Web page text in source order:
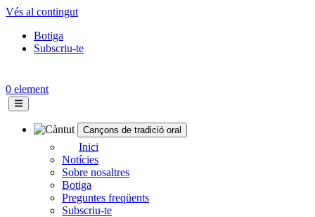
Vés al contingut
Topbar
Botiga
Subscriu-te
0 element
Navegació
principal
Cançons de tradició oral
Inici
Notícies
Sobre nosaltres
Botiga
Preguntes freqüents
Subscriu-te